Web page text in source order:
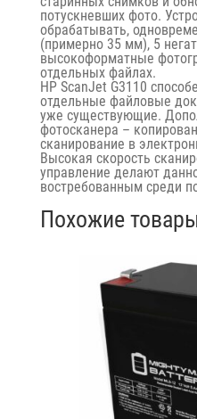
потускневших фото.
обрабатывать,
(примерно 35 мм), 5
высокоформатные
отдельных файлах.
HP ScanJet G3110
отдельные файловые
уже существующие.
фотосканера –
сканирование в
Высокая скорость
управление делают
востребованным среди
Похожие